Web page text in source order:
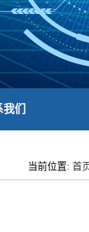
们
当前位置: 首